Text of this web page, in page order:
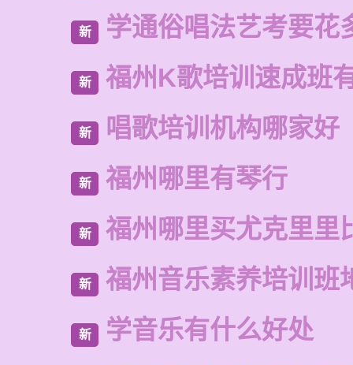
新 学通俗唱法艺考要花
新 福州K歌培训速成班
新 唱歌培训机构哪家好
新 福州哪里有琴行
新 福州哪里买尤克里里
新 福州音乐素养培训班
新 学音乐有什么好处